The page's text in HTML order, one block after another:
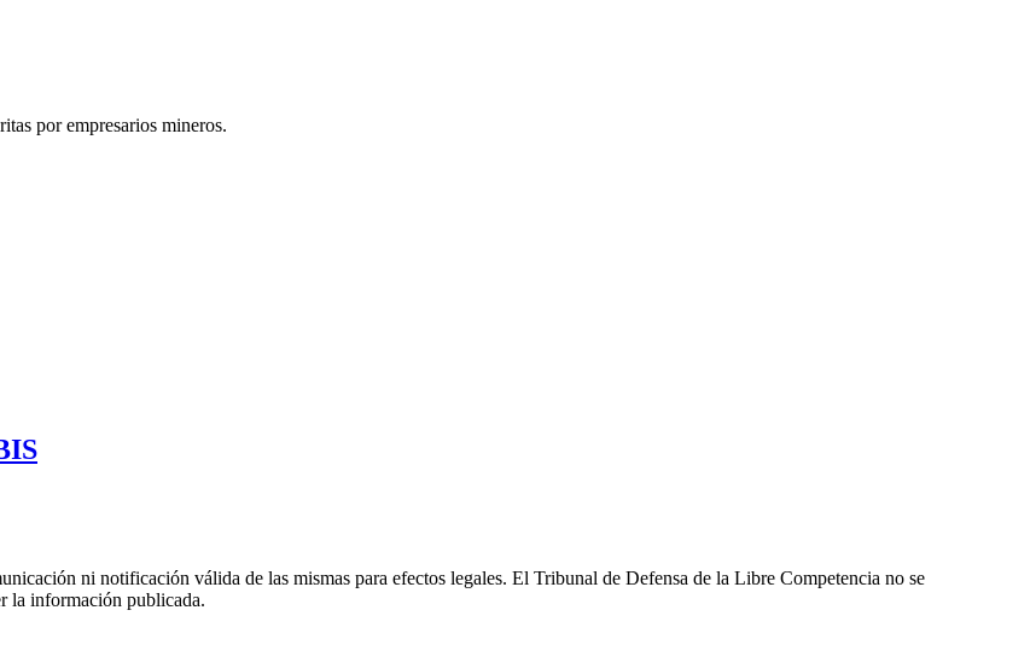
por empresarios mineros.
ni notificación válida de las mismas para efectos legales. El Tribunal de Defensa de la Libre Competencia no se
la información publicada.